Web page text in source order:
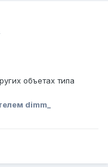
объетах типа
dimm_